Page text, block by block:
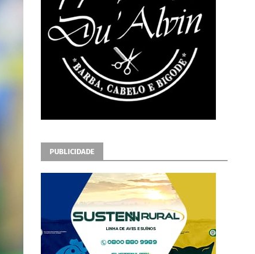
PUBLICIDADE